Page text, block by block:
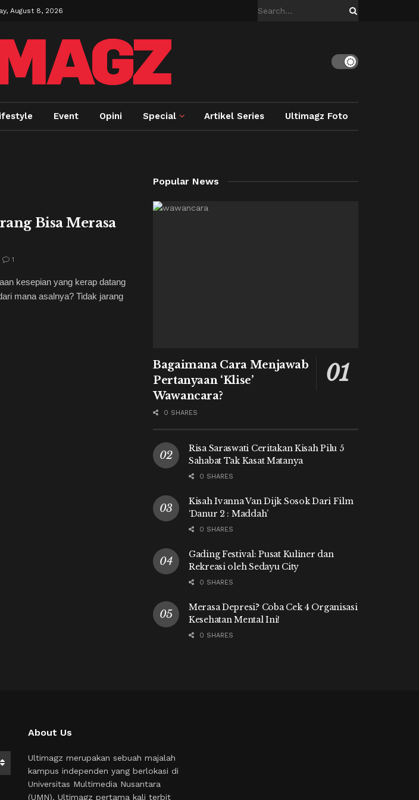
August 8, 2026
Event Opini Special Artikel Series Ultimagz Foto
Bisa Merasa
1
kesepian yang kerap datang
mana asalnya? Tidak jarang
Popular News
Bagaimana Cara Menjawab
Pertanyaan ‘Klise’
Wawancara?
0 SHARES
Risa Saraswati Ceritakan Kisah Pilu 5
Sahabat Tak Kasat Matanya
0 SHARES
Kisah Ivanna Van Dijk Sosok Dari Film
‘Danur 2 : Maddah’
0 SHARES
Gading Festival: Pusat Kuliner dan
Rekreasi oleh Sedayu City
0 SHARES
Merasa Depresi? Coba Cek 4 Organisasi
Kesehatan Mental Ini!
0 SHARES
About Us
Ultimagz merupakan sebuah majalah
kampus independen yang berlokasi di
Universitas Multimedia Nusantara
(UMN). Ultimagz pertama kali terbit